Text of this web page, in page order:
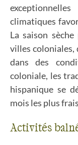
climatiques
La saison
villes coloniales,
dans des
coloniale, les
hispanique se
mois les plus
Activités